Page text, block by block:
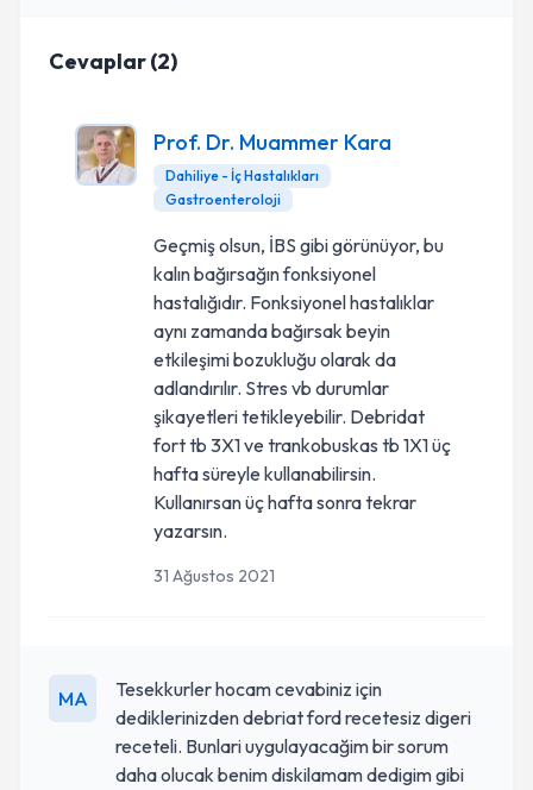
Cevaplar(2)
Prof. Dr. Muammer Kara
Dahiliye - İç Hastalıkları
Gastroenteroloji
Geçmiş olsun, İBS gibi görünüyor, bu
kalın bağırsağın fonksiyonel
hastalığıdır. Fonksiyonel hastalıklar
aynı zamanda bağırsak beyin
etkileşimi bozukluğu olarak da
adlandırılır. Stres vb durumlar
şikayetleri tetikleyebilir. Debridat
fort tb 3X1 ve trankobuskas tb 1X1 üç
hafta süreyle kullanabilirsin.
Kullanırsan üç hafta sonra tekrar
yazarsın.
31 Ağustos 2021
MA
Tesekkurler hocam cevabiniz için
dediklerinizden debriat ford recetesiz digeri
receteli. Bunlari uygulayacağim bir sorum
daha olucak benim diskilamam dedigim gibi